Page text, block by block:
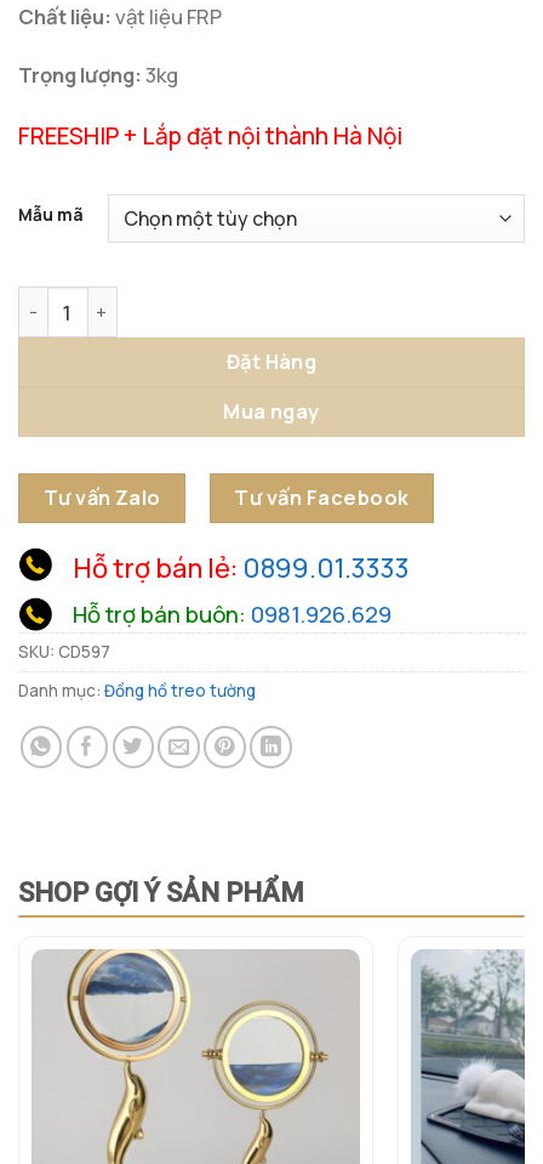
Chất liệu: vật liệu FRP
Trọng lượng: 3kg
FREESHIP + Lắp đặt nội thành Hà Nội
Mẫu mã
Đặt Hàng
Mua ngay
Tư vấn Zalo Tư vấn Facebook
Hỗ trợ bán lẻ: 0899.01.3333
Hỗ trợ bán buôn: 0981.926.629
SKU: CD597
Danh mục: Đồng hồ treo tường
SHOP GỢI Ý SẢN PHẨM